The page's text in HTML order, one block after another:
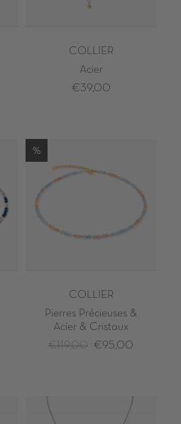
COLLIER
Acier
€39,00
%
COLLIER
Pierres Précieuses &
Acier & Cristaux
€119,00
€95,00